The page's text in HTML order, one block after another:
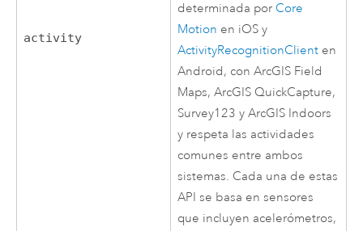
activity
determinada por Core
Motion en iOS y
ActivityRecognitionClient en
Android, conArcGIS Field
Maps,ArcGIS QuickCapture,
Survey123 yArcGIS Indoors
y respeta las actividades
comunes entre ambos
sistemas. Cada una de estas
API se basa en sensores
que incluyen acelerómetros,